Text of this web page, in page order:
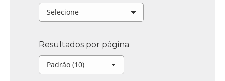
Resultados por página